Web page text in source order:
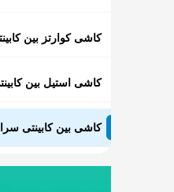
کاشی کوارتز بین
کاشی استیل بین
کاشی بین کابینتی